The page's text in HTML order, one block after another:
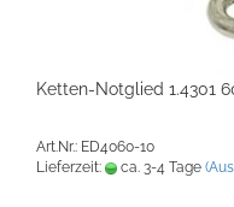
Ketten-Notglied 1.4301
Art.Nr.: ED4060-10
Lieferzeit:
ca. 3-4 Tage